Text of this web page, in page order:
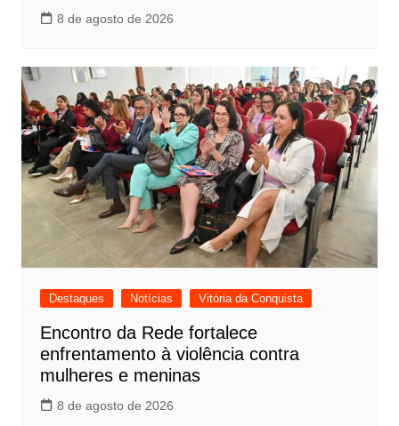
8 de agosto de 2026
Destaques Notícias Vitória da Conquista
Encontro da Rede fortalece
enfrentamento à violência contra
mulheres e meninas
8 de agosto de 2026